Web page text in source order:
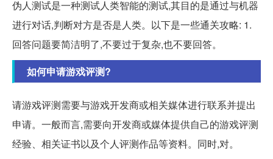
伪人测试是一种测试人类智能的测试,其目的是通过与机器
进行对话,判断对方是否是人类。以下是一些通关攻略: 1.
回答问题要简洁明了,不要过于复杂,也不要回答。
如何申请游戏评测?
请游戏评测需要与游戏开发商或相关媒体进行联系并提出
申请。一般而言,需要向开发商或媒体提供自己的游戏评测
经验、相关证书以及个人评测作品等资料。同时,对。